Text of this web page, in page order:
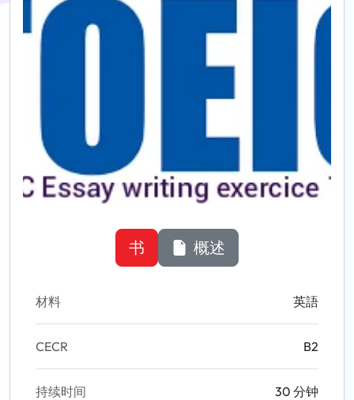
书 概述
材料 英語
CECR B2
持续时间 30 分钟